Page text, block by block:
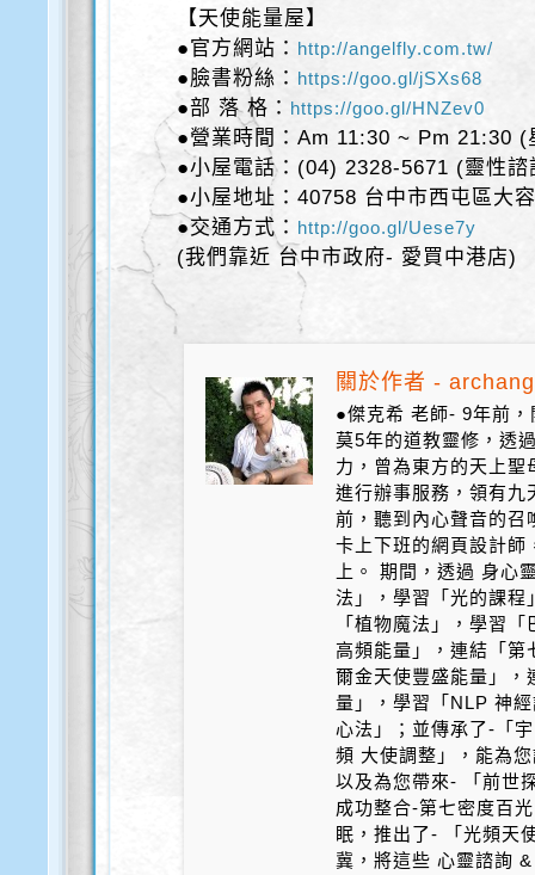
【天使能量屋】
●官方網站： http://angelfly.com.tw/
●臉書粉絲： https://goo.gl/jSXs68
●部 落 格： https://goo.gl/HNZev0
●營業時間：Am 11:30 ~ Pm 21:30 (
●小屋電話：(04) 2328-5671 (靈性
●小屋地址：40758 台中市西屯區大
●交通方式： http://goo.gl/Uese7y
(我們靠近 台中市政府- 愛買中港店)
關於作者 -
●傑克希 老師- 9年前
莫5年的道教靈修，透
力，曾為東方的天上
進行辦事服務，領有
前，聽到內心聲音的召
卡上下班的網頁設計師
上。 期間，透過 身心
法」，學習「光的課程
「植物魔法」，學習
高頻能量」，連結「第
爾金天使豐盛能量」，
量」，學習「NLP 神
心法」；並傳承了-「
頻 大使調整」，能為
以及為您帶來- 「前世
成功整合-第七密度百
眠，推出了- 「光頻天
冀，將這些 心靈諮詢